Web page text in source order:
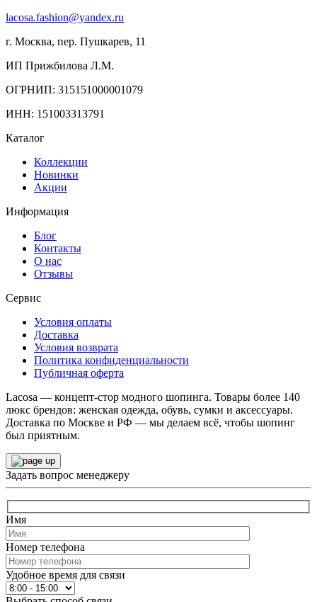
lacosa.fashion@yandex.ru
г. Москва, пер. Пушкарев, 11
ИП Прижбилова Л.М.
ОГРНИП: 315151000001079
ИНН: 151003313791
Каталог
Коллекции
Новинки
Акции
Информация
Блог
Контакты
О нас
Отзывы
Сервис
Условия оплаты
Доставка
Условия возврата
Политика конфиденциальности
Публичная оферта
Lacosa — концепт-стор модного шопинга. Товары более 140
люкс брендов: женская одежда, обувь, сумки и аксессуары.
Доставка по Москве и РФ — мы делаем всё, чтобы шопинг
был приятным.
Задать вопрос менеджеру
Имя
Номер телефона
Удобное время для связи